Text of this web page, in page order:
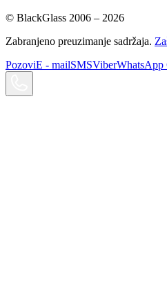
© BlackGlass 2006 – 2026
Zabranjeno preuzimanje sadržaja.
PozoviE - mailSMSViberWhatsApp